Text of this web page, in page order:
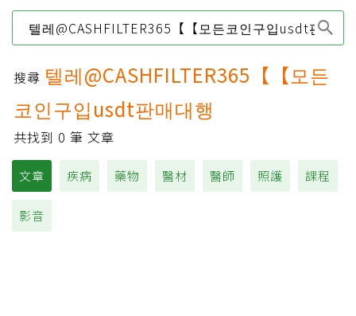
characters for results.
搜尋 텔레@CASHFILTER365【【모든
코인구입usdt판매대행
共找到 0 筆 文章
文章 疾病 藥物 醫材 醫師 照護 課程
影音